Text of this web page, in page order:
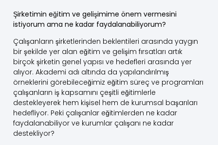
Şirketimin eğitim ve gelişimime önem vermesini
istiyorum ama ne kadar faydalanabiliyorum?
Çalışanların şirketlerinden beklentileri arasında yaygın
bir şekilde yer alan eğitim ve gelişim fırsatları artık
birçok şirketin genel yapısı ve hedefleri arasında yer
alıyor. Akademi adı altında da yapılandırılmış
örneklerini görebileceğimiz eğitim süreç ve programları
çalışanların iş kapsamını çeşitli eğitimlerle
destekleyerek hem kişisel hem de kurumsal başarıları
hedefliyor. Peki çalışanlar eğitimlerden ne kadar
faydalanabiliyor ve kurumlar çalışanı ne kadar
destekliyor?